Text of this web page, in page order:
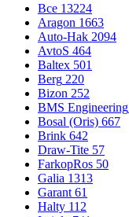
Все 13224
Aragon 1663
Auto-Hak 2094
AvtoS 464
Baltex 501
Berg 220
Bizon 252
BMS Engineering
Bosal (Oris) 667
Brink 642
Draw-Tite 57
FarkopRos 50
Galia 1313
Garant 61
Halty 112